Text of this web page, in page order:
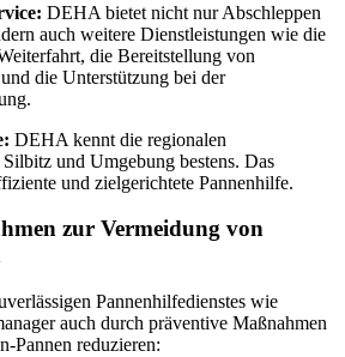
DEHA bietet nicht nur Abschleppen
auch weitere Dienstleistungen wie die
die Bereitstellung von
die Unterstützung bei der
DEHA kennt die regionalen
und Umgebung bestens. Das
und zielgerichtete Pannenhilfe.
zur Vermeidung von
Pannenhilfedienstes wie
auch durch präventive Maßnahmen
Pannen reduzieren: